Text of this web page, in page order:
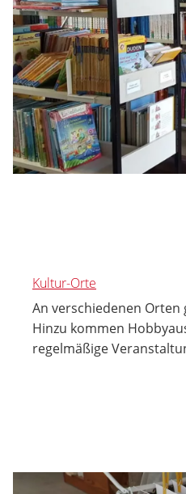
Kultur-Orte
An verschiedenen
Hinzu kommen
regelmäßige